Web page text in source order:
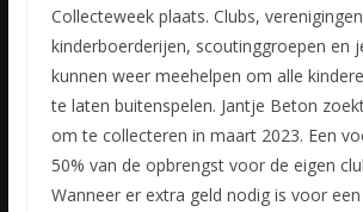
Collecteweek plaats. Clubs,
kinderboerderijen, scoutinggroepen en
kunnen weer meehelpen om alle
te laten buitenspelen. Jantje Beton
om te collecteren in maart 2023. Een
50% van de opbrengst voor de eigen
Wanneer er extra geld nodig is voor